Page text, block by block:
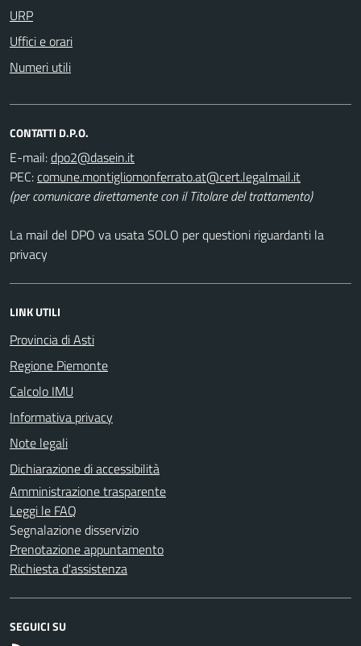
URP
Uffici e orari
Numeri utili
CONTATTI D.P.O.
E-mail:
PEC:
(per comunicare direttamente con il Titolare del trattamento)
La mail del DPO va usata SOLO per questioni riguardanti la
privacy
LINK UTILI
Provincia di Asti
Regione Piemonte
Calcolo IMU
Informativa privacy
Note legali
Dichiarazione di accessibilità
Amministrazione trasparente
Leggi le FAQ
Segnalazione disservizio
Prenotazione appuntamento
Richiesta d'assistenza
SEGUICI SU